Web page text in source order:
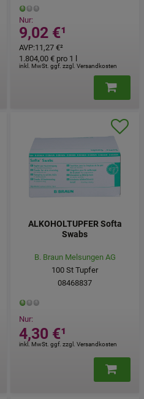
Nur:
9,02 €¹
AVP:11,27 €²
inkl. MwSt. ggf. zzgl. Versandkosten
1.804,00 € pro 1 l
ALKOHOLTUPFER Softa
Swabs
B. Braun Melsungen AG
100 St Tupfer
08468837
Nur:
4,30 €¹
inkl. MwSt. ggf. zzgl. Versandkosten